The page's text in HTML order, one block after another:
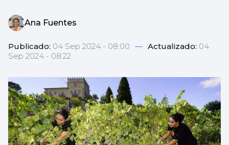
Ana Fuentes
Publicado: 04 Sep 2024 - 08:00 — Actualizado: 04
Sep 2024 - 08:22